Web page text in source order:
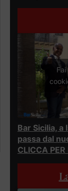
Bar Sicilia,
passa dal
CLICCA PER